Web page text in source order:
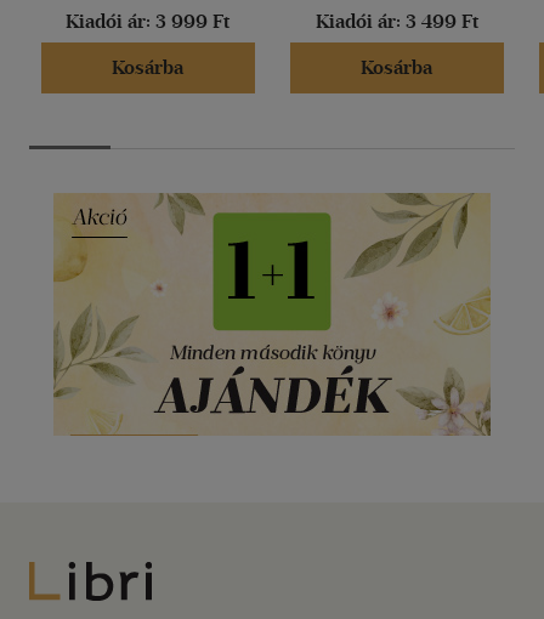
Kiadói ár: 3 999 Ft
Kosárba
Kiadói ár: 3 499 Ft
Kosárba
Libri